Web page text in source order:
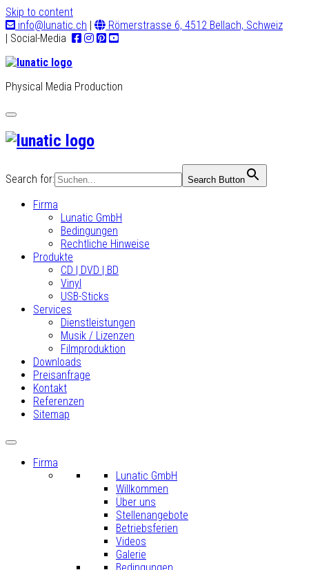
Skip to content
info@lunatic.ch |
Römerstrasse 6, 4512 Bellach, Schweiz
| Social-Media
Physical Media Production
Toggle
navigation
Search for: Search Button
Firma
Lunatic GmbH
Bedingungen
Rechtliche Hinweise
Produkte
CD | DVD | BD
Vinyl
USB-Sticks
Services
Dienstleistungen
Musik / Lizenzen
Filmproduktion
Downloads
Preisanfrage
Kontakt
Referenzen
Sitemap
Firma
Lunatic GmbH
Willkommen
Über uns
Stellenangebote
Betriebsferien
Videos
Galerie